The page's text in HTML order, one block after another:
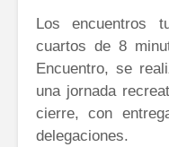
Los encuentros
cuartos de 8
Encuentro, se
una jornada
cierre, con
delegaciones.